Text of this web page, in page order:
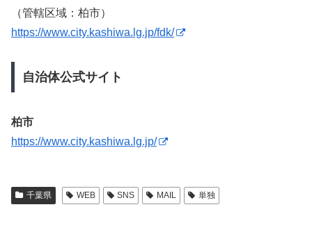
（管轄区域：柏市）
https://www.city.kashiwa.lg.jp/fdk/
自治体公式サイト
柏市
https://www.city.kashiwa.lg.jp/
千葉県 WEB SNS MAIL 単独